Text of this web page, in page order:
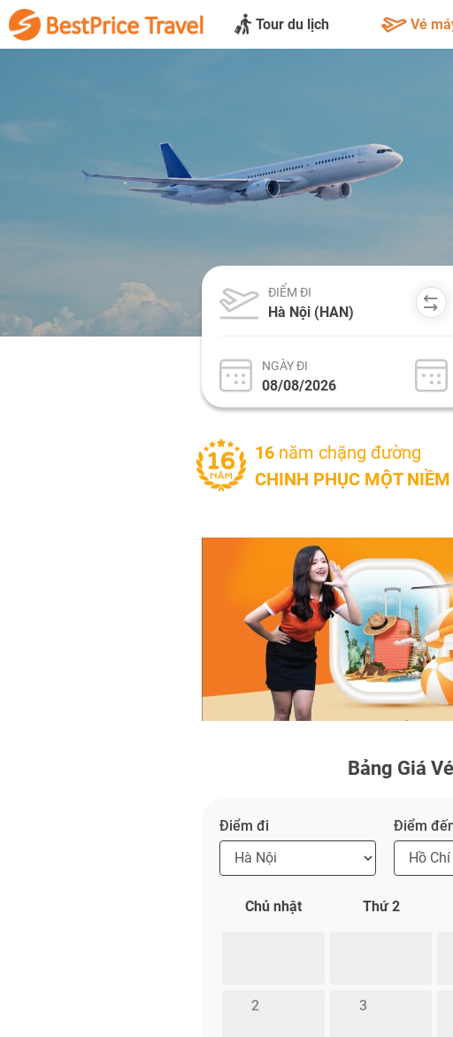
Tour du lịch Vé
ĐIỂM ĐI
NGÀY ĐI
16 năm chặng đường
CHINH PHỤC MỘT
Bảng Giá
Điểm đi Điểm
Chủ nhật Thứ 2
2 3